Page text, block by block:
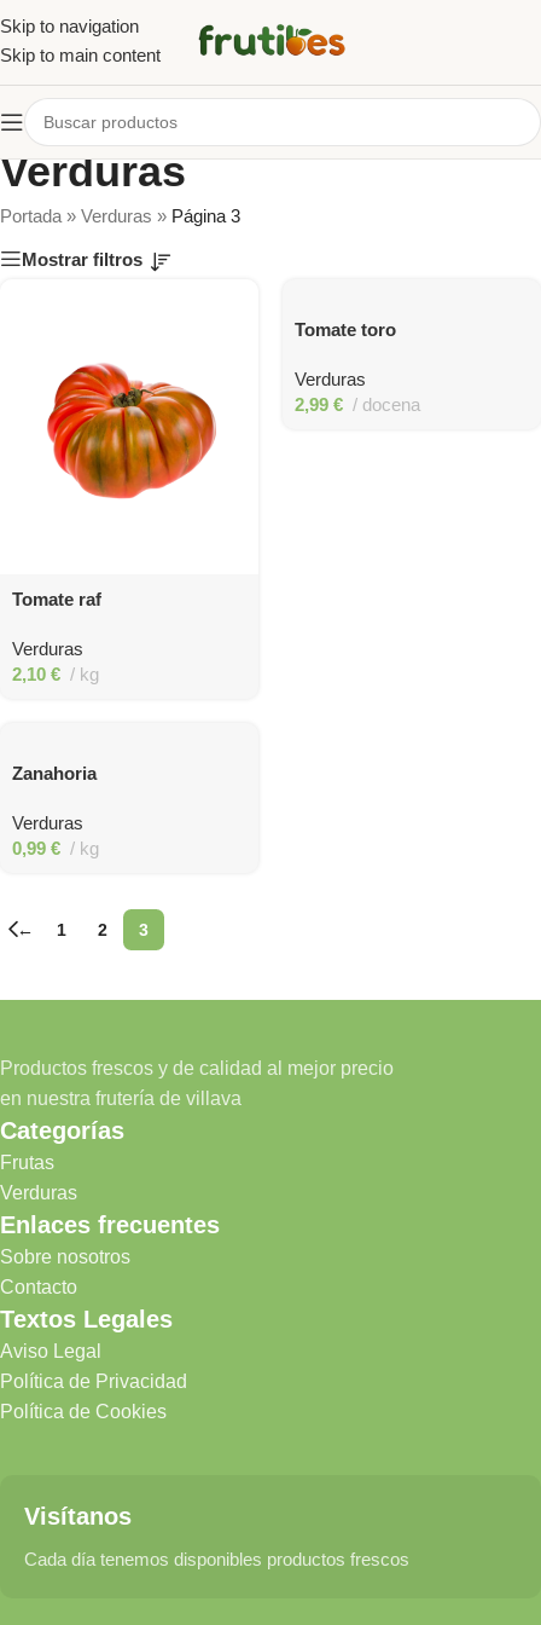
Skip to navigation
Skip to main content
Verduras
Portada » Verduras » Página 3
Mostrar filtros
Tomate raf
Verduras
2,10 € kg
Tomate toro
Verduras
2,99 € docena
Zanahoria
Verduras
0,99 € kg
← 1 2 3
Productos frescos y de calidad al mejor precio
en nuestra frutería de villava
Categorías
Frutas
Verduras
Enlaces frecuentes
Sobre nosotros
Contacto
Textos Legales
Aviso Legal
Política de Privacidad
Política de Cookies
Visítanos
Cada día tenemos disponibles productos frescos